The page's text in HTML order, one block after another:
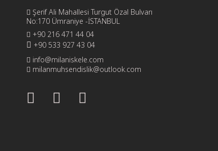
Şerif Ali Mahallesi Turgut Özal Bulvarı
No:170 Ümraniye -İSTANBUL
+90 216 471 44 04
+90 533 927 43 04
info@milaniskele.com
milanmuhsendislik@outlook.com